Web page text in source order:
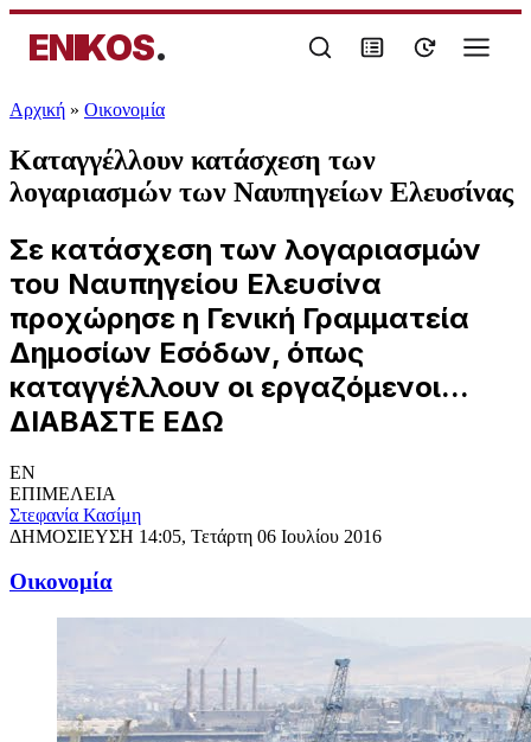
ENIKOS.
Αρχική » Oικονομία
Καταγγέλλουν κατάσχεση των
λογαριασμών των Ναυπηγείων Ελευσίνας
Σε κατάσχεση των λογαριασμών
του Ναυπηγείου Ελευσίνα
προχώρησε η Γενική Γραμματεία
Δημοσίων Εσόδων, όπως
καταγγέλλουν οι εργαζόμενοι...
ΔΙΑΒΑΣΤΕ ΕΔΩ
EN
ΕΠΙΜΕΛΕΙΑ
Στεφανία Κασίμη
ΔΗΜΟΣΙΕΥΣΗ 14:05, Τετάρτη 06 Ιουλίου 2016
Oικονομία